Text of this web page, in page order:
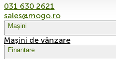
031 630 2621
sales@mogo.ro
Mașini
Mașini de vânzare
Finanțare